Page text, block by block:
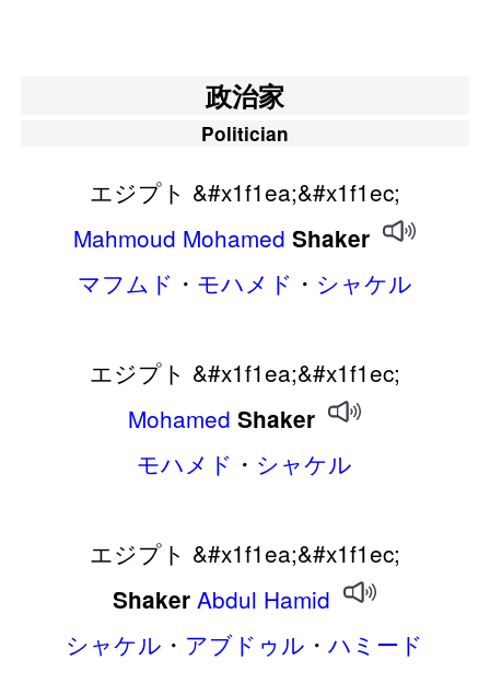
政治家
Politician
エジプト &#x1f1ea;&#x1f1ec;
Mahmoud Mohamed Shaker
マフムド ・ モハメド ・ シャケル
エジプト &#x1f1ea;&#x1f1ec;
Mohamed Shaker
モハメド ・ シャケル
エジプト &#x1f1ea;&#x1f1ec;
Shaker Abdul Hamid
シャケル ・ アブドゥル ・ハミード